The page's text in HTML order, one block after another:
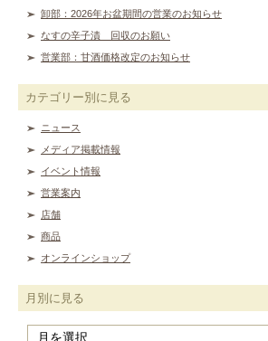
卸部：2026年お盆期間の営業のお知らせ
なすの辛子漬 回収のお願い
営業部：甘酒価格改定のお知らせ
カテゴリー別に見る
ニュース
メディア掲載情報
イベント情報
営業案内
店舗
商品
オンラインショップ
月別に見る